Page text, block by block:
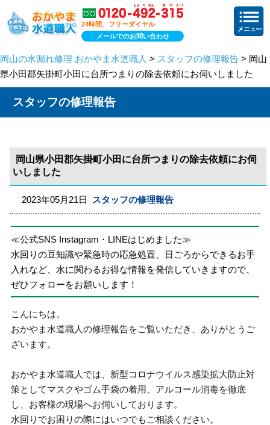
24時間、フリーダイヤル
メールでのお問い合わせ
岡山の水漏れ修理 おかやま水道職人 > スタッフの修理報告 > 岡山
県小田郡矢掛町小田に台所つまりの除去依頼にお伺いしました
スタッフの修理報告
岡山県小田郡矢掛町小田に台所つまりの除去依頼にお伺
いしました
2023年05月21日 スタッフの修理報告
≪公式SNS Instagram・LINEはじめました≫
水回りの豆知識や緊急時の応急処置、日ごろからできるお手
入れなど、水に関わるお得な情報を発信していきますので、
ぜひフォローをお願いします！
こんにちは。
おかやま水道職人の修理報告をご覧いただき、ありがとうご
ざいます。
おかやま水道職人では、新型コロナウイルス感染拡大防止対
策としてマスクやゴム手袋の着用、アルコール消毒を徹底
し、お客様の現場へお伺いしております。
水回りでお困りの際にはいつでもご相談ください。